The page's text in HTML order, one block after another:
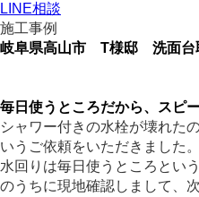
LINE相談
施工事例
岐阜県高山市 T様邸 洗面台
毎日使うところだから、スピ
シャワー付きの水栓が壊れた
いうご依頼をいただきました。
水回りは毎日使うところとい
のうちに現地確認しまして、